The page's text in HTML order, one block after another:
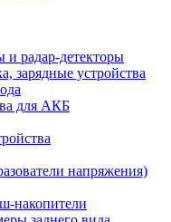
и радар-детекторы
зарядные устройства
для АКБ
напряжения)
накопители